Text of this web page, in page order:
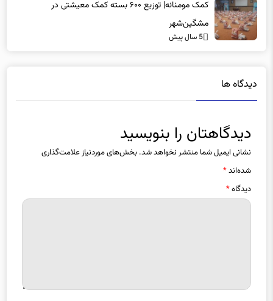
کمک مومنانه| توزیع ۶۰۰ بسته کمک معیشتی در
مشگین‌شهر
5 سال پیش
دیدگاه ها
دیدگاهتان را بنویسید
نشانی ایمیل شما منتشر نخواهد شد. بخش‌های موردنیاز علامت‌گذاری
شده‌اند*
دیدگاه*